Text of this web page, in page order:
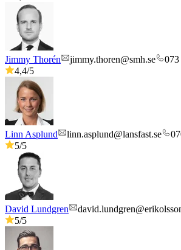
Jimmy Thorén jimmy.thoren@smh.se
4,4/5
Linn Asplund linn.asplund@lansfast.se
5/5
David Lundgren
5/5